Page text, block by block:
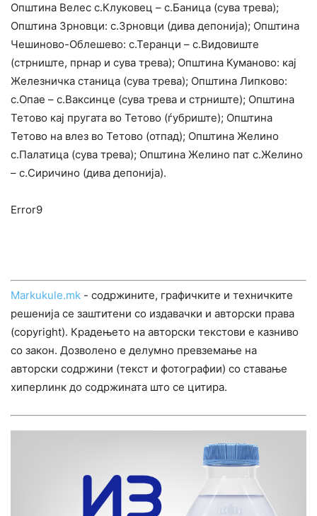
Општина Велес с.Клуковец – с.Баница (сува трева);
Општина Зрновци: с.Зрновци (дива депонија); Општина
Чешиново-Облешево: с.Теранци – с.Видовиште
(стрниште, прнар и сува трева); Општина Куманово: кај
Железничка станица (сува трева); Oпштина Липково:
с.Опае – с.Ваксинце (сува трева и стрниште); Општина
Тетово кај пругата во Тетово (ѓубриште); Општина
Тетово на влез во Тетово (отпад); Општина Желино
с.Палатица (сува трева); Општина Желино пат с.Желино
– с.Сиричино (дива депонија).
Error9
Markukule.mk - содржините, графичките и техничките
решенија се заштитени со издавачки и авторски права
(copyright). Крадењето на авторски текстови е казниво
со закон. Дозволено е делумно превземање на
авторски содржини (текст и фотографии) со ставање
хиперлинк до содржината што се цитира.